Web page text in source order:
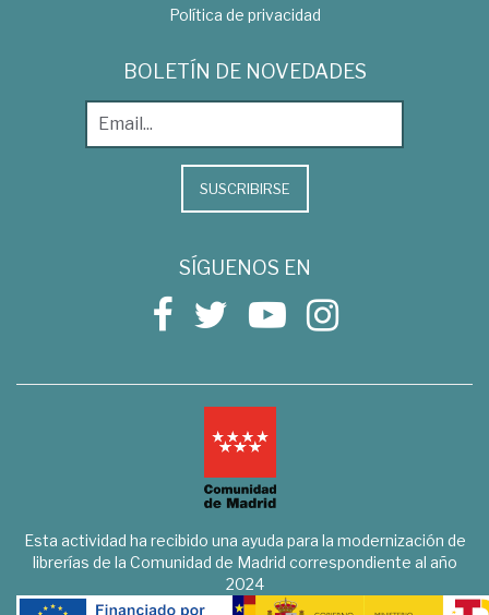
Política de privacidad
BOLETÍN DE NOVEDADES
SUSCRIBIRSE
SÍGUENOS EN
Esta actividad ha recibido una ayuda para la modernización de
librerías de la Comunidad de Madrid correspondiente al año
2024